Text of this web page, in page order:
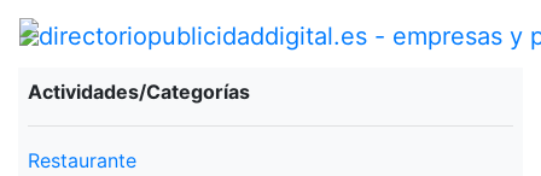
Actividades/Categorías
Restaurante